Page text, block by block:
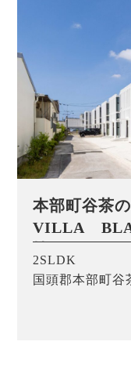
本部町谷茶
VILLA
2SLDK
国頭郡本部町谷